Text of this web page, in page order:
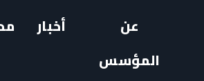
عن
المؤسس
أخبار